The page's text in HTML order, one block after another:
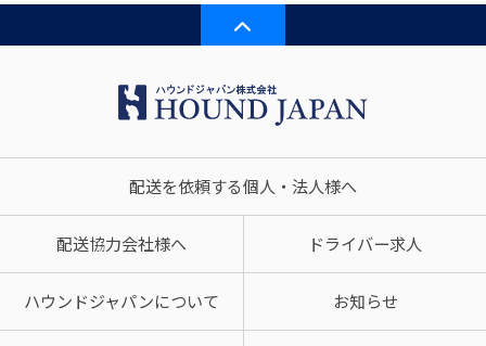
配送を依頼する個人・法人様へ
配送協力会社様へ ドライバー求人
ハウンドジャパンについて お知らせ